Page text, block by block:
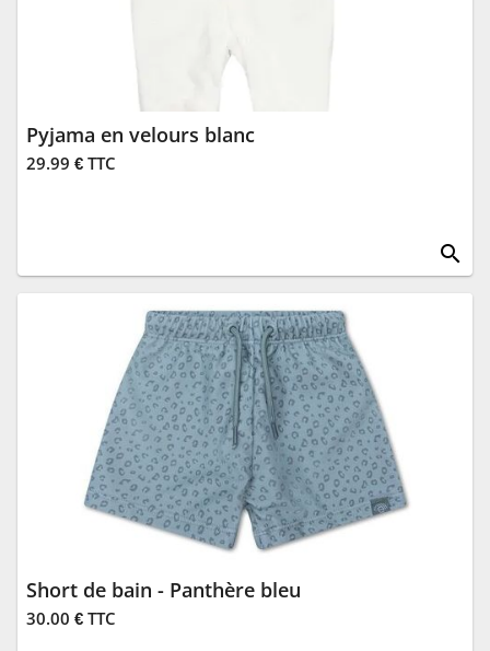
Pyjama en velours blanc
29.99 € TTC
search
Short de bain - Panthère bleu
30.00 € TTC